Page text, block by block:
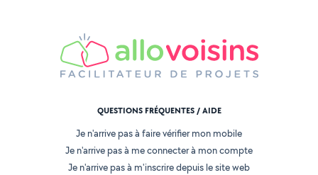
QUESTIONS FRÉQUENTES / AIDE
Je n'arrive pas à faire vérifier mon mobile
Je n'arrive pas à me connecter à mon compte
Je n'arrive pas à m'inscrire depuis le site web